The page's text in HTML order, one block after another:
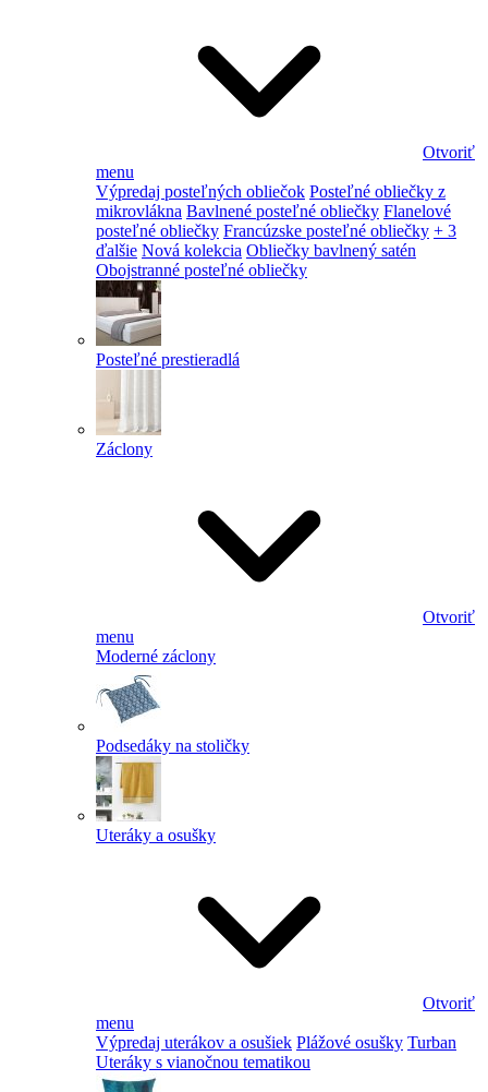
Otvoriť
menu
Výpredaj posteľných obliečok Posteľné obliečky z
mikrovlákna Bavlnené posteľné obliečky Flanelové
posteľné obliečky Francúzske posteľné obliečky + 3
ďalšie Nová kolekcia Obliečky bavlnený satén
Obojstranné posteľné obliečky
Posteľné prestieradlá
Záclony
Otvoriť
menu
Moderné záclony
Podsedáky na stoličky
Uteráky a osušky
Otvoriť
menu
Výpredaj uterákov a osušiek Plážové osušky Turban
Uteráky s vianočnou tematikou